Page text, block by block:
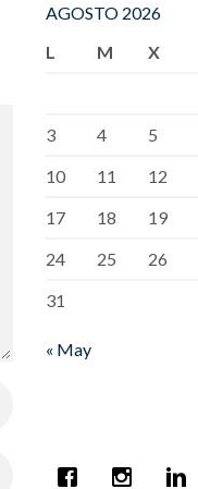
AGOSTO 2026
L
M X
3
4 5
10
11 12
17
18 19
24
25 26
31
« May